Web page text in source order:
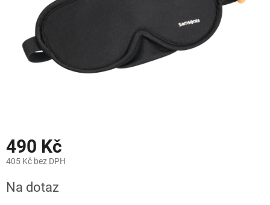
490 Kč
405 Kč bez DPH
cena:
Na dotaz